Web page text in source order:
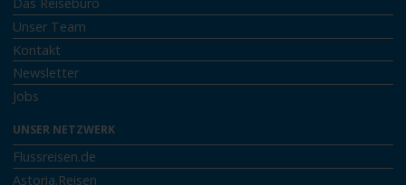
Unser Team
Kontakt
Newsletter
Jobs
UNSER NETZWERK
Flussreisen.de
Astoria.Reisen